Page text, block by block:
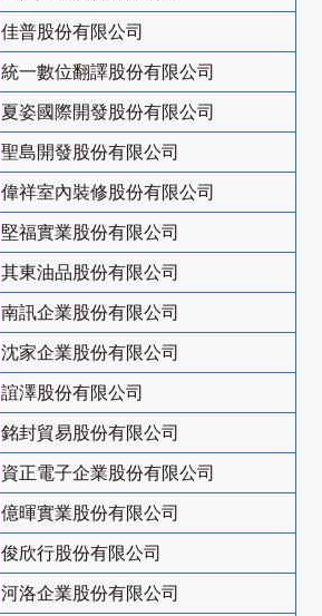
佳普股份有限公司
統一數位翻譯股份有限公司
夏姿國際開發股份有限公司
聖島開發股份有限公司
偉祥室內裝修股份有限公司
堅福實業股份有限公司
其東油品股份有限公司
南訊企業股份有限公司
沈家企業股份有限公司
誼澤股份有限公司
銘封貿易股份有限公司
資正電子企業股份有限公司
億暉實業股份有限公司
俊欣行股份有限公司
河洛企業股份有限公司